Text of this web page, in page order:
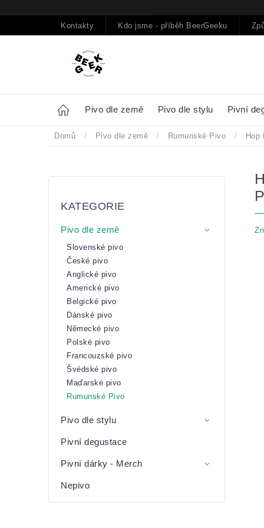
na
Kontakty Kdo jsme - příběh BeerGeeku
Home Pivo dle země Pivo dle stylu Pivní
Domů / Pivo dle země / Rumunské Pivo / Hop
panel
KATEGORIE
Pivo dle země
Slovenské pivo
České pivo
Anglické pivo
Americké pivo
Belgické pivo
Dánské pivo
Německé pivo
Polské pivo
Francouzské pivo
Švédské pivo
Maďarské pivo
Rumunské Pivo
Pivo dle stylu
Pivní degustace
Pivní dárky - Merch
Nepivo